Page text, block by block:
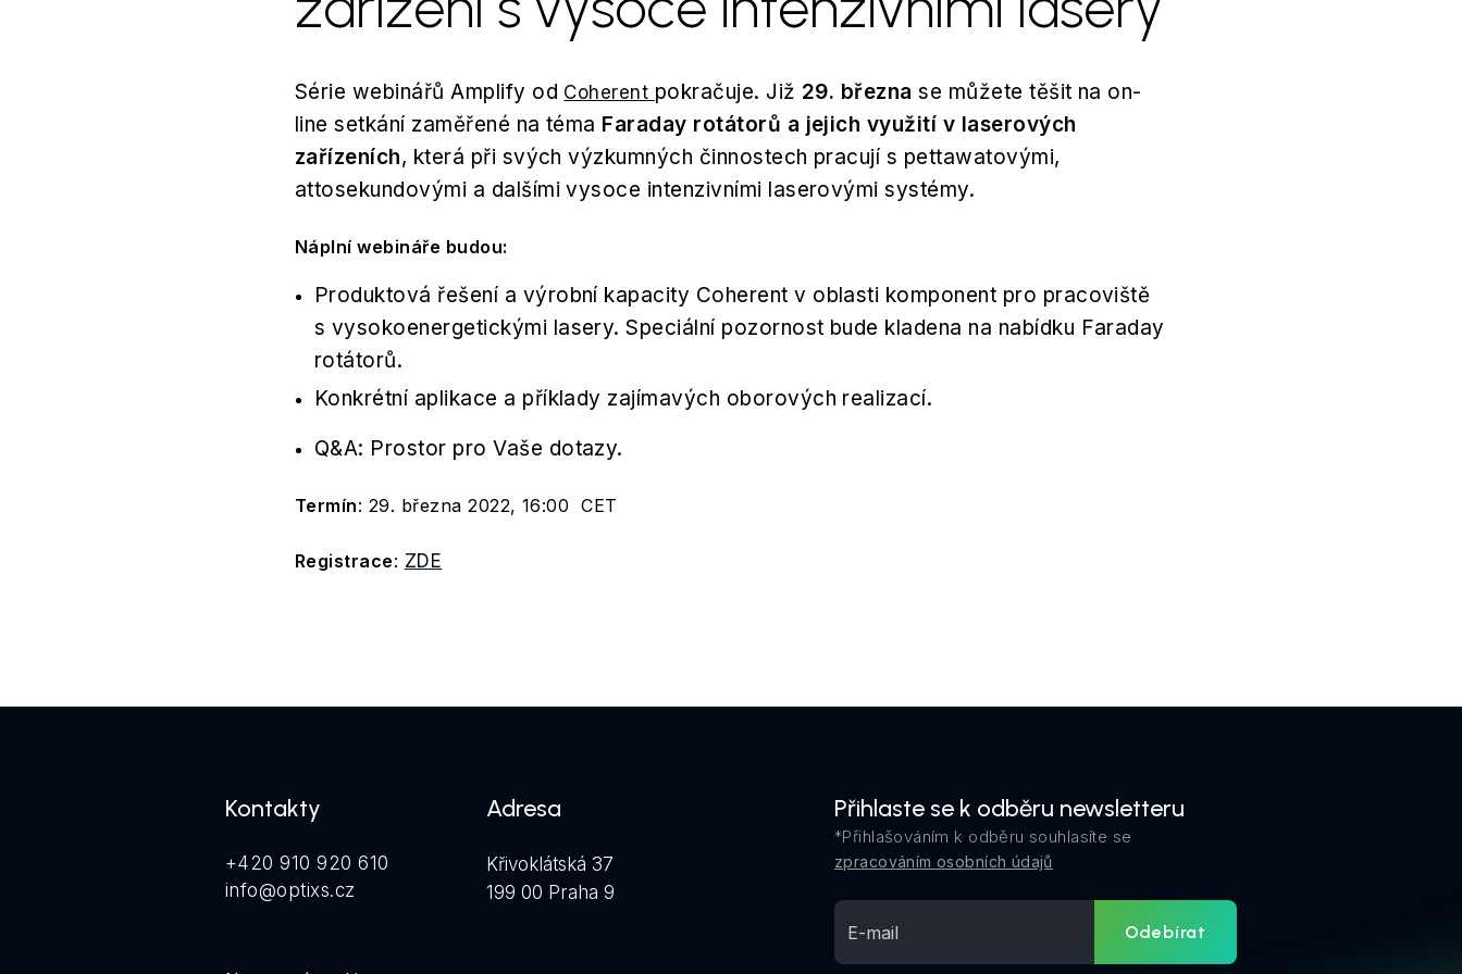
Série webinářů Amplify od Coherent pokračuje. Již 29. března se můžete těšit na on-
line setkání zaměřené na téma Faraday rotátorů a jejich využití v laserových
zařízeních, která při svých výzkumných činnostech pracují s pettawatovými,
attosekundovými a dalšími vysoce intenzivními laserovými systémy.
Náplní webináře budou:
Produktová řešení a výrobní kapacity Coherent v oblasti komponent pro pracoviště
s vysokoenergetickými lasery. Speciální pozornost bude kladena na nabídku Faraday
rotátorů.
Konkrétní aplikace a příklady zajímavých oborových realizací.
Q&A: Prostor pro Vaše dotazy.
Termín: 29. března 2022, 16:00 CET
Registrace: ZDE
Kontakty
+420 910 920 610
info@optixs.cz
Adresa
Křivoklátská 37
199 00 Praha 9
Přihlaste se k odběru newsletteru
*Přihlašováním k odběru souhlasíte se
zpracováním osobních údajů
Odebírat